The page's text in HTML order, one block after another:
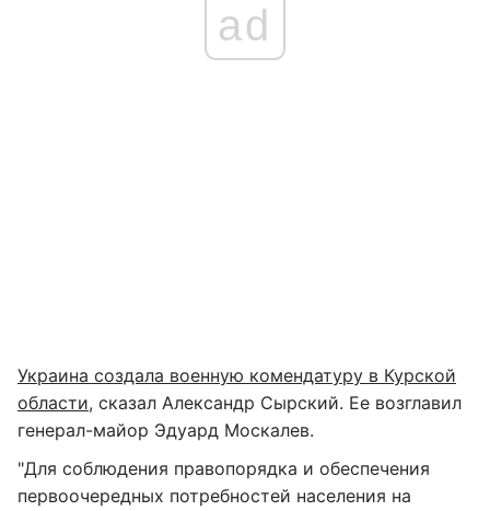
ad
Украина создала военную комендатуру в Курской
области, сказал Александр Сырский. Ее возглавил
генерал-майор Эдуард Москалев.
"Для соблюдения правопорядка и обеспечения
первоочередных потребностей населения на